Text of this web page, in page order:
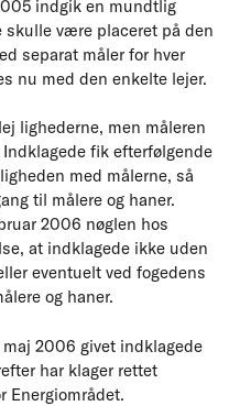
indgik en mundtlig
skulle være placeret på den
separat måler for hver
nu med den enkelte lejer.
lighederne, men måleren
fik efterfølgende
med målerne, så
til målere og haner.
2006 nøglen hos
at indklagede ikke uden
eventuelt ved fogedens
og haner.
2006 givet indklagede
har klager rettet
Energiområdet.